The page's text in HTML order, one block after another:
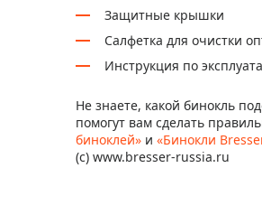
Защитные крышки
Салфетка для очистки
Инструкция по
Не знаете, какой бинокль
помогут вам сделать
биноклей» и «Бинокли
(c) www.bresser-russia.ru